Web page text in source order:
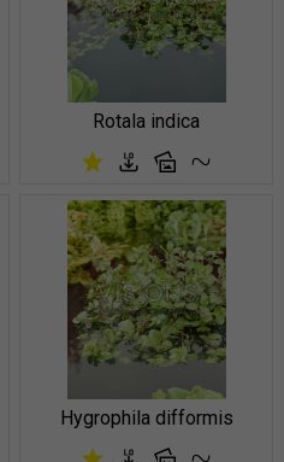
Rotala indica
Hygrophila difformis